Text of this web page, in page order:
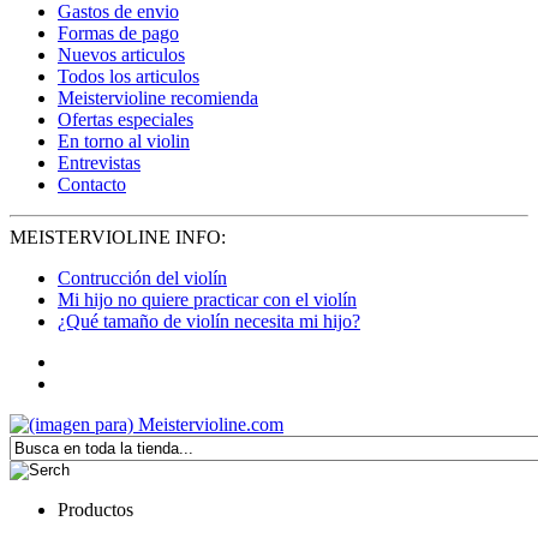
Gastos de envio
Formas de pago
Nuevos articulos
Todos los articulos
Meistervioline recomienda
Ofertas especiales
En torno al violin
Entrevistas
Contacto
MEISTERVIOLINE INFO:
Contrucción del violín
Mi hijo no quiere practicar con el violín
¿Qué tamaño de violín necesita mi hijo?
Productos